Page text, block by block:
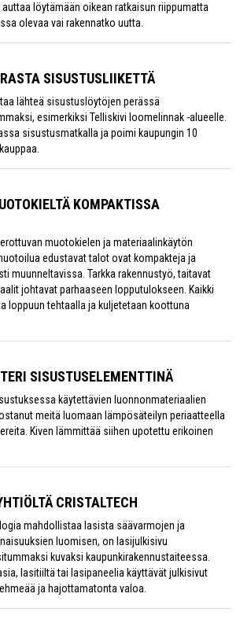
löytämään oikean ratkaisun riippumatta
olevaa vai rakennatko uutta.
SISUSTUSLIIKETTÄ
lähteä sisustuslöytöjen perässä
esimerkiksi Telliskivi loomelinnak -alueelle.
sisustusmatkalla ja poimi kaupungin 10
KOMPAKTISSA
muotokielen ja materiaalinkäytön
edustavat talot ovat kompakteja ja
muunneltavissa. Tarkka rakennustyö, taitavat
johtavat parhaaseen lopputulokseen. Kaikki
loppuun tehtaalla ja kuljetetaan koottuna
SISUSTUSELEMENTTINÄ
käytettävien luonnonmateriaalien
meitä luomaan lämpösäteilyn periaatteella
Kiven lämmittää siihen upotettu erikoinen
CRISTALTECH
mahdollistaa lasista säävarmojen ja
luomisen, on lasijulkisivu
kuvaksi kaupunkirakennustaiteessa.
lasitiiltä tai lasipaneelia käyttävät julkisivut
ja hajottamatonta valoa.